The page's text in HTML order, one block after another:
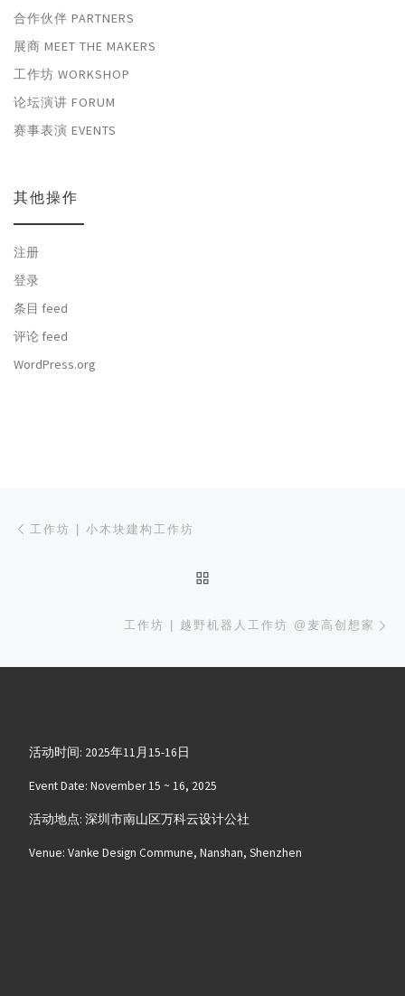
合作伙伴 PARTNERS
展商 MEET THE MAKERS
工作坊 WORKSHOP
论坛演讲 FORUM
赛事表演 EVENTS
其他操作
注册
登录
条目 feed
评论 feed
WordPress.org
文章导航
工作坊 | 小木块建构工作坊
工作坊 | 越野机器人工作坊 @麦高创想家
活动时间: 2025年11月15-16日
Event Date: November 15 ~ 16, 2025
活动地点: 深圳市南山区万科云设计公社
Venue: Vanke Design Commune, Nanshan, Shenzhen